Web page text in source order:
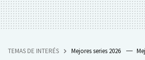
TEMAS DE INTERÉS Mejores series 2026